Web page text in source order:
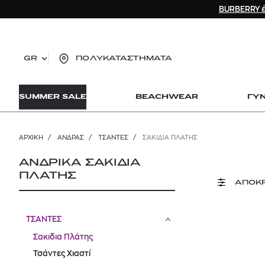
GR ΠΟΛΥΚΑΤΑΣΤΗΜΑΤΑ
SUMMER SALE BEACHWEAR
ΑΡΧΙΚΉ / ΑΝΔΡΑΣ / ΤΣΑΝΤΕΣ / ΣΑΚΙΔΙΑ ΠΛΆΤΗΣ
ΑΝΔΡΙΚΑ ΣΑΚΙΔΙΑ
ΠΛΑΤΗΣ
ΤΣΑΝΤΕΣ
Σακιδια Πλάτης
Τσάντες Χιαστί